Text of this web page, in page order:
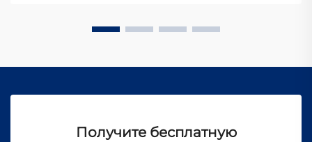
Получите бесплатную